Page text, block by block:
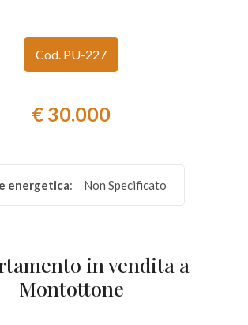
Cod. PU-227
€ 30.000
energetica: Non Specificato
in vendita a
Montottone